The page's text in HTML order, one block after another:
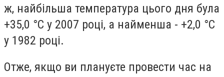
ж, найбільша температура цього дня була
+35,0 °С у 2007 році, а найменша - +2,0 °С
у 1982 році.
Отже, якщо ви плануєте провести час на